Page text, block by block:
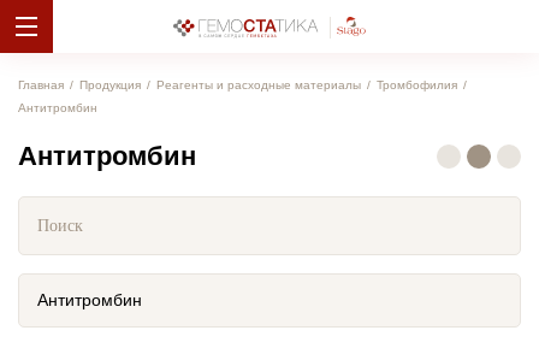
Главная Продукция Реагенты и расходные материалы
Тромбофилия
Антитромбин
Антитромбин
Антитромбин